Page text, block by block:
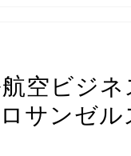
空ビジ
サンゼル